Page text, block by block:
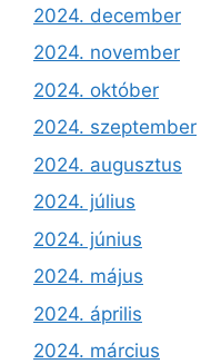
2024. december
2024. november
2024. október
2024. szeptember
2024. augusztus
2024. július
2024. június
2024. május
2024. április
2024. március